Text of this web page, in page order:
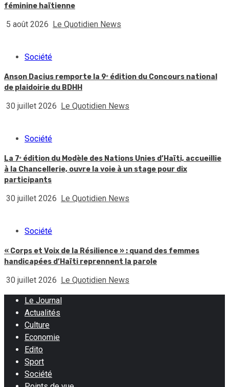
féminine haïtienne
5 août 2026 Le Quotidien News
Société
Anson Dacius remporte la 9ᵉ édition du Concours national
de plaidoirie du BDHH
30 juillet 2026 Le Quotidien News
Société
La 7ᵉ édition du Modèle des Nations Unies d’Haïti, accueillie
à la Chancellerie, ouvre la voie à un stage pour dix
participants
30 juillet 2026 Le Quotidien News
Société
« Corps et Voix de la Résilience » : quand des femmes
handicapées d’Haïti reprennent la parole
30 juillet 2026 Le Quotidien News
Le Journal
Actualités
Culture
Economie
Edito
Sport
Société